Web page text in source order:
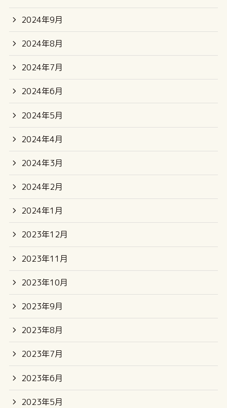
2024年9月
2024年8月
2024年7月
2024年6月
2024年5月
2024年4月
2024年3月
2024年2月
2024年1月
2023年12月
2023年11月
2023年10月
2023年9月
2023年8月
2023年7月
2023年6月
2023年5月